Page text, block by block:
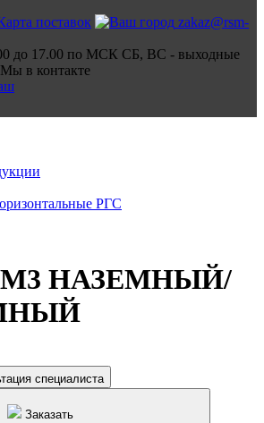
поставок
zakaz@rsm-
до 17.00 по МСК СБ, ВС - выходные
РГС
М3 НАЗЕМНЫЙ/
специалиста
Заказать